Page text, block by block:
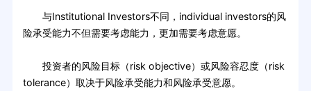
与Institutional Investors不同，individual investors的风
险承受能力不但需要考虑能力，更加需要考虑意愿。
投资者的风险目标（risk objective）或风险容忍度（risk
tolerance）取决于风险承受能力和风险承受意愿。